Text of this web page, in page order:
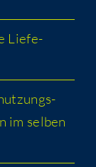
Lie­fe­
im sel­ben